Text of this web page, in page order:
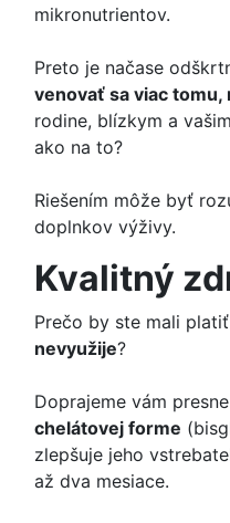
mikronutrientov.
Preto je načase
venovať sa viac tomu,
rodine, blízkym a
ako na to?
Riešením môže byť
doplnkov výživy.
Kvalitný
Prečo by ste mali
nevyužije?
Doprajeme vám presne
chelátovej forme
zlepšuje jeho
až dva mesiace.